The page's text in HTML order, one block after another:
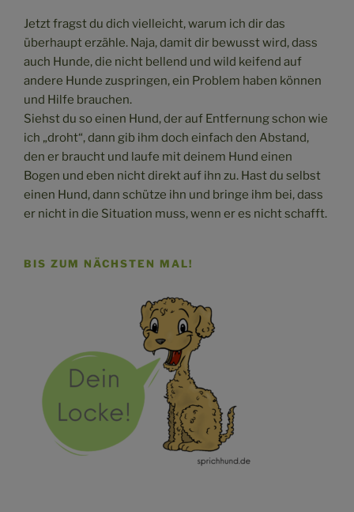
Jetzt fragst du dich vielleicht, warum ich dir das
überhaupt erzähle. Naja, damit dir bewusst wird, dass
auch Hunde, die nicht bellend und wild keifend auf
andere Hunde zuspringen, ein Problem haben können
und Hilfe brauchen.
Siehst du so einen Hund, der auf Entfernung schon wie
ich „droht“, dann gib ihm doch einfach den Abstand,
den er braucht und laufe mit deinem Hund einen
Bogen und eben nicht direkt auf ihn zu. Hast du selbst
einen Hund, dann schütze ihn und bringe ihm bei, dass
er nicht in die Situation muss, wenn er es nicht schafft.
BIS ZUM NÄCHSTEN MAL!